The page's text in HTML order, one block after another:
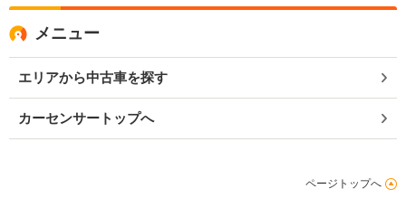
メニュー
エリアから中古車を探す
カーセンサートップへ
ページトップへ